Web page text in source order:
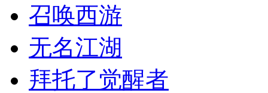
召唤西游
无名江湖
拜托了觉醒者